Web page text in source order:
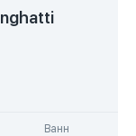
Ванн
USD